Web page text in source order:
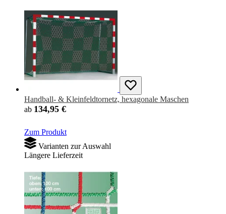
Handball- & Kleinfeldtornetz, hexagonale Maschen
ab 134,95 €
Zum Produkt
Varianten zur Auswahl
Längere Lieferzeit